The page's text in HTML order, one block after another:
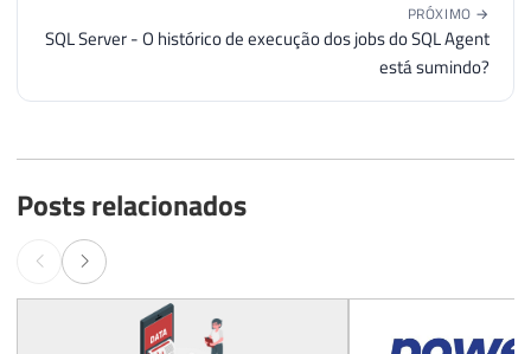
PRÓXIMO →
SQL Server - O histórico de execução dos jobs do SQL Agent
está sumindo?
Posts relacionados